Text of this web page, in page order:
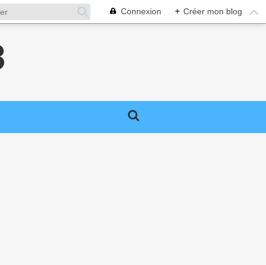
Connexion + Créer mon blog